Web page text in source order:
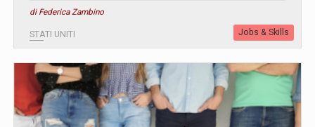
di Federica Zambino
STATI UNITI Jobs & Skills